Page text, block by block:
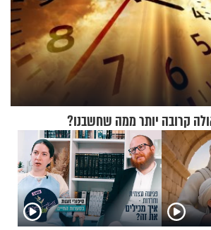
קרובה יותר ממה שחשבנו?